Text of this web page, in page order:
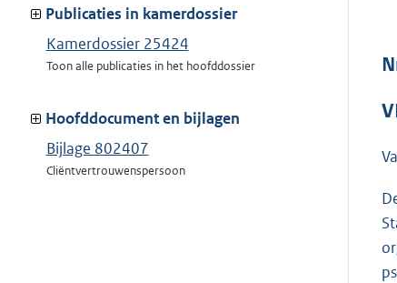
van:
Publicaties in kamerdossier
Kamerdossier 25424
Toon alle publicaties in het hoofddossier
Hoofddocument en bijlagen
Bijlage 802407
Cliëntvertrouwenspersoon